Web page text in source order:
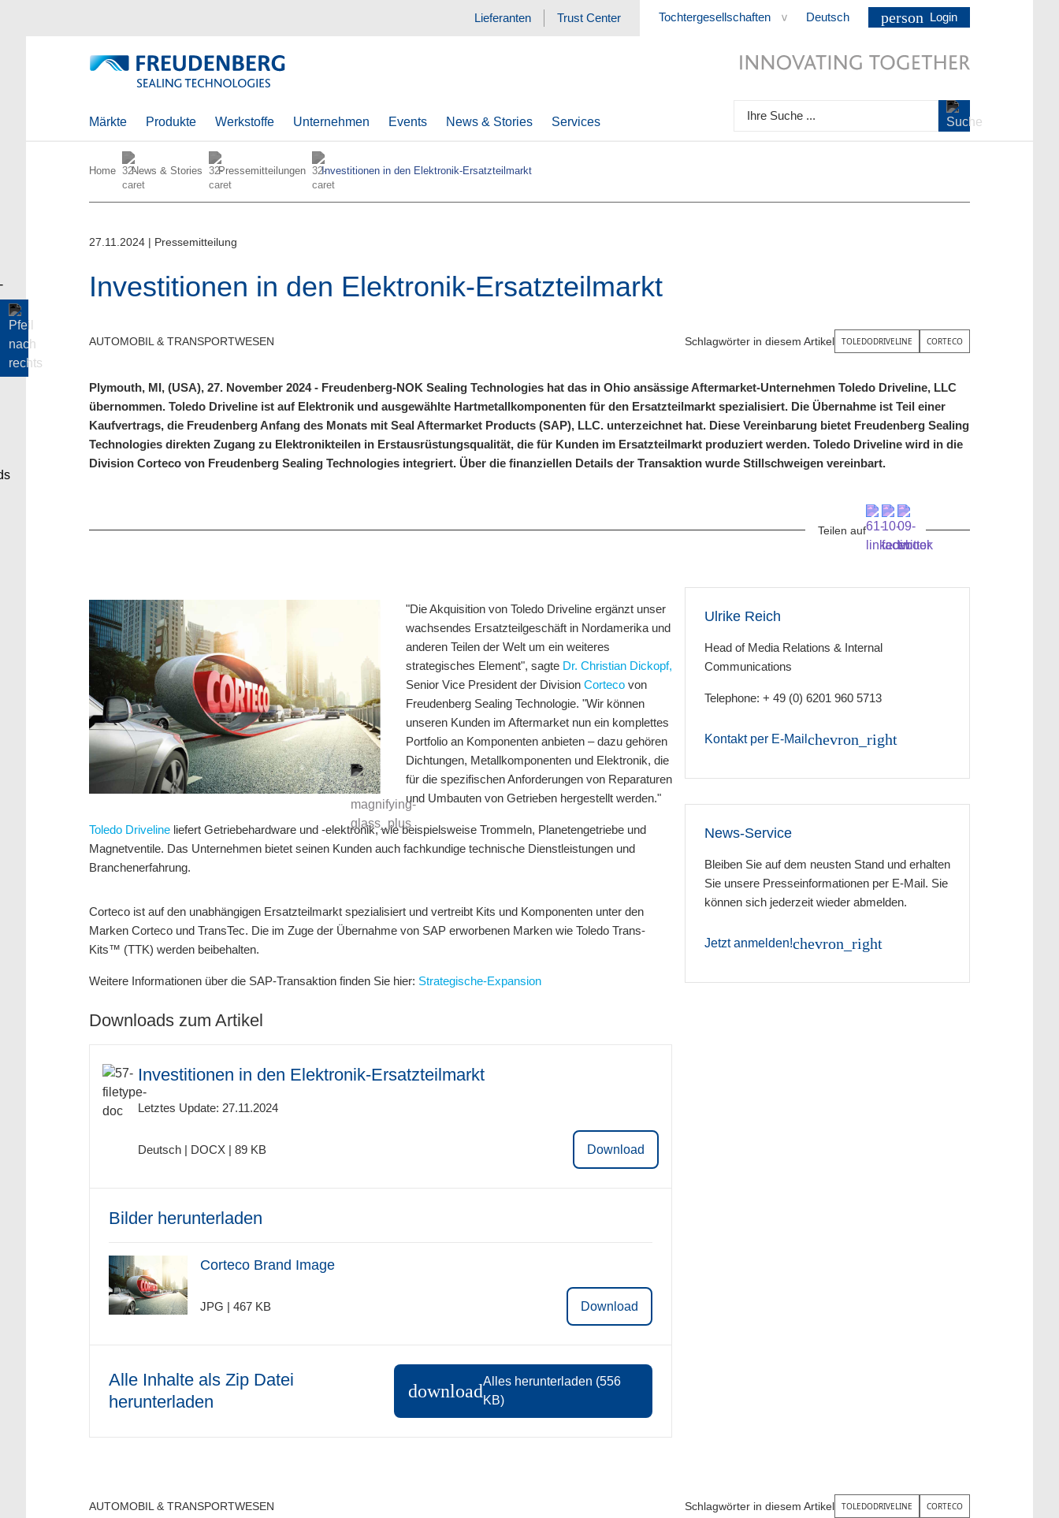
Lieferanten Trust Center Tochtergesellschaften > Deutsch person Login
Märkte Produkte Werkstoffe Unternehmen Events News & Stories Services
Home News & Stories Pressemitteilungen Investitionen in den Elektronik-Ersatzteilmarkt
27.11.2024 | Pressemitteilung
Investitionen in den Elektronik-Ersatzteilmarkt
AUTOMOBIL & TRANSPORTWESEN Schlagwörter in diesem Artikel TOLEDODRIVELINE CORTECO
Plymouth, MI, (USA), 27. November 2024 - Freudenberg-NOK Sealing Technologies hat das in Ohio ansässige Aftermarket-Unternehmen Toledo Driveline, LLC
übernommen. Toledo Driveline ist auf Elektronik und ausgewählte Hartmetallkomponenten für den Ersatzteilmarkt spezialisiert. Die Übernahme ist Teil einer
Kaufvertrags, die Freudenberg Anfang des Monats mit Seal Aftermarket Products (SAP), LLC. unterzeichnet hat. Diese Vereinbarung bietet Freudenberg Sealing
Technologies direkten Zugang zu Elektronikteilen in Erstausrüstungsqualität, die für Kunden im Ersatzteilmarkt produziert werden. Toledo Driveline wird in die
Division Corteco von Freudenberg Sealing Technologies integriert. Über die finanziellen Details der Transaktion wurde Stillschweigen vereinbart.
Teilen auf
"Die Akquisition von Toledo Driveline ergänzt unser
wachsendes Ersatzteilgeschäft in Nordamerika und
anderen Teilen der Welt um ein weiteres
strategisches Element", sagte Dr. Christian Dickopf,
Senior Vice President der Division Corteco von
Freudenberg Sealing Technologie. "Wir können
unseren Kunden im Aftermarket nun ein komplettes
Portfolio an Komponenten anbieten – dazu gehören
Dichtungen, Metallkomponenten und Elektronik, die
für die spezifischen Anforderungen von Reparaturen
und Umbauten von Getrieben hergestellt werden."
Toledo Drivelineliefert Getriebehardware und -elektronik, wie beispielsweise Trommeln, Planetengetriebe und
Magnetventile. Das Unternehmen bietet seinen Kunden auch fachkundige technische Dienstleistungen und
Branchenerfahrung.
Corteco ist auf den unabhängigen Ersatzteilmarkt spezialisiert und vertreibt Kits und Komponenten unter den
Marken Corteco und TransTec. Die im Zuge der Übernahme von SAP erworbenen Marken wie Toledo Trans-
Kits™ (TTK) werden beibehalten.
Weitere Informationen über die SAP-Transaktion finden Sie hier: Strategische-Expansion
Downloads zum Artikel
Investitionen in den Elektronik-Ersatzteilmarkt
Letztes Update: 27.11.2024
Deutsch | DOCX | 89 KB Download
Bilder herunterladen
Corteco Brand Image
JPG | 467 KB Download
Alle Inhalte als Zip Datei
herunterladen
Alles herunterladen (556
KB)
download
Ulrike Reich
Head of Media Relations & Internal
Communications
Telephone: + 49 (0) 6201 960 5713
Kontakt per E-Mailchevron_right
News-Service
Bleiben Sie auf dem neusten Stand und erhalten
Sie unsere Presseinformationen per E-Mail. Sie
können sich jederzeit wieder abmelden.
Jetzt anmelden!chevron_right
AUTOMOBIL & TRANSPORTWESEN Schlagwörter in diesem Artikel TOLEDODRIVELINE CORTECO